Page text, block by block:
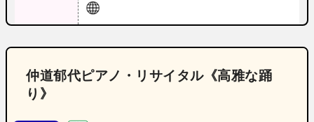
仲道郁代ピアノ・リサイタル《高雅な踊
り》